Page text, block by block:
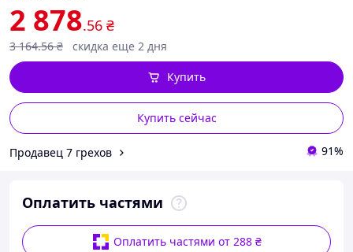
2 878.56 ₴
3 164.56 ₴ скидка еще 2 дня
Купить сейчас
Купить
Продавец 7 грехов 91%
Оплатить частями
Оплатить частями от 288 ₴